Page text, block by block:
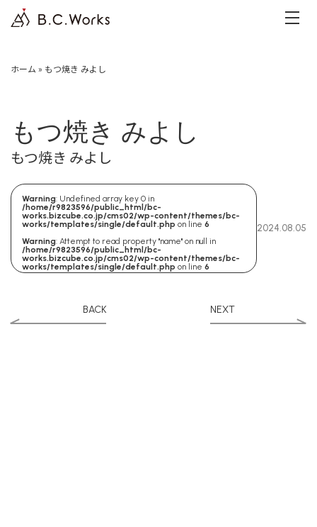
ホーム » もつ焼き みよし
もつ焼き みよし
もつ焼き みよし
Warning: Undefined array key 0 in
/home/r9823596/public_html/bc-
works.bizcube.co.jp/cms02/wp-content/themes/bc-
works/templates/single/default.php on line 6
Warning: Attempt to read property "name" on null in
/home/r9823596/public_html/bc-
works.bizcube.co.jp/cms02/wp-content/themes/bc-
works/templates/single/default.php on line 6
2024.08.05
BACK NEXT